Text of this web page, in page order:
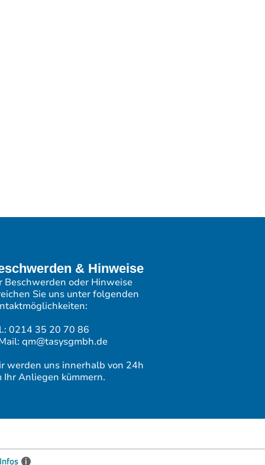
i
& Hinweise
Beschwerden oder Hinweise
Sie uns unter folgenden
0214 35 20 70 86
qm@tasysgmbh.de
werden uns innerhalb von 24h
Ihr Anliegen kümmern.